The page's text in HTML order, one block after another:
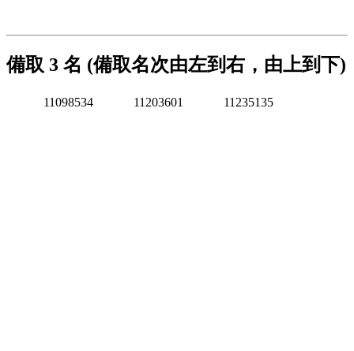
備取 3 名 (備取名次由左到右，由上到下)
11098534 11203601 11235135